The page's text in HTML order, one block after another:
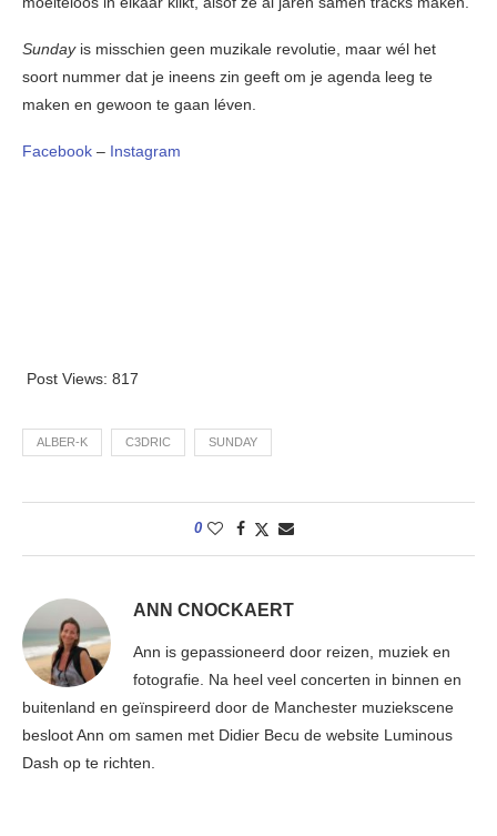
Sundayis misschien geen muzikale revolutie, maar wél het
soort nummer dat je ineens zin geeft om je agenda leeg te
maken en gewoon te gaan léven.
Facebook – Instagram
Post Views: 817
ALBER-K C3DRIC SUNDAY
0
ANN CNOCKAERT
Ann is gepassioneerd door reizen, muziek en
fotografie. Na heel veel concerten in binnen en
buitenland en geïnspireerd door de Manchester muziekscene
besloot Ann om samen met Didier Becu de website Luminous
Dash op te richten.